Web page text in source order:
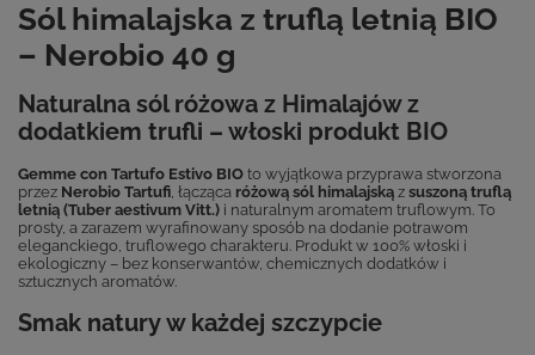
Sól himalajska z truflą letnią BIO
– Nerobio 40 g
Naturalna sól różowa z Himalajów z
dodatkiem trufli – włoski produkt BIO
Gemme con Tartufo Estivo BIO to wyjątkowa przyprawa stworzona
przez Nerobio Tartufi, łącząca różową sól himalajską z suszoną truflą
letnią (Tuber aestivum Vitt.) i naturalnym aromatem truflowym. To
prosty, a zarazem wyrafinowany sposób na dodanie potrawom
eleganckiego, truflowego charakteru. Produkt w 100% włoski i
ekologiczny – bez konserwantów, chemicznych dodatków i
sztucznych aromatów.
Smak natury w każdej szczypcie